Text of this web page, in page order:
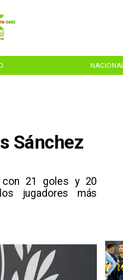
NACIONAL
Sánchez
con 21 goles y 20
jugadores más